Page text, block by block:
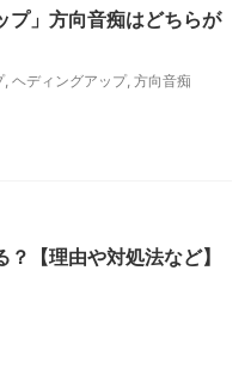
プ」方向音痴はどちらが
, ヘディングアップ, 方向音痴
【理由や対処法など】